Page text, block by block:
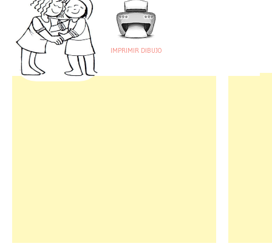
IMPRIMIR DIBUJO